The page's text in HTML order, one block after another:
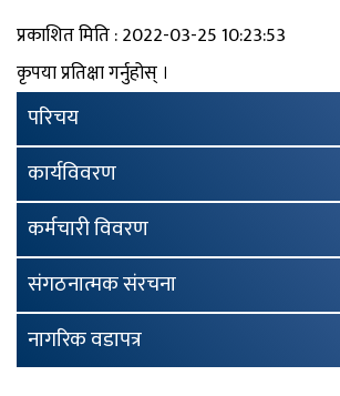
प्रकाशित मिति : 2022-03-25 10:23:53
कृपया प्रतिक्षा गर्नुहोस् ।
परिचय
कार्यविवरण
कर्मचारी विवरण
संगठनात्मक संरचना
नागरिक वडापत्र